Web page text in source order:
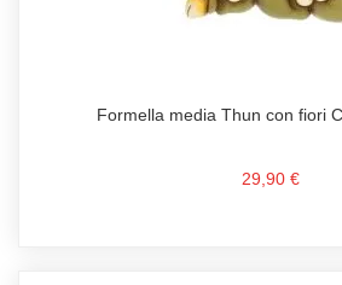
Formella media Thun con fiori
29,90 €